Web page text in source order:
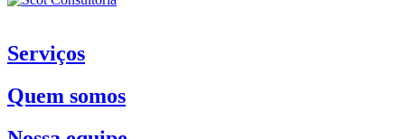
Serviços
Quem somos